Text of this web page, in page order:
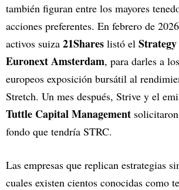
también figuran entre los mayores
acciones preferentes. En febrero de
activos suiza 21Shares listó el
Euronext Amsterdam, para darles a
europeos exposición bursátil al
Stretch. Un mes después, Strive y el
Tuttle Capital Management
fondo que tendría STRC.
Las empresas que replican estrategias
cuales existen cientos conocidas como